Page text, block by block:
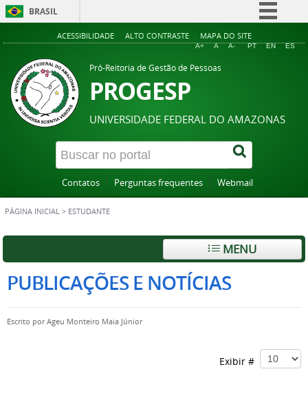
BRASIL
Simplifique!
Acesso à informação
Legislação
Canais
ACESSIBILIDADE ALTO CONTRASTE MAPA DO SITE
A+ A A- PT EN ES
Pró-Reitoria de Gestão de Pessoas
PROGESP
UNIVERSIDADE FEDERAL DO AMAZONAS
Contatos Perguntas frequentes Webmail
PÁGINA INICIAL > ESTUDANTE
MENU
PUBLICAÇÕES E NOTÍCIAS
Escrito porAgeu Monteiro Maia Júnior
Exibir #